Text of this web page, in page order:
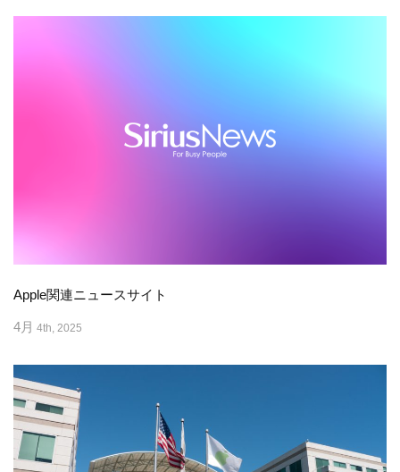
Apple関連ニュースサイト
4月 4th, 2025